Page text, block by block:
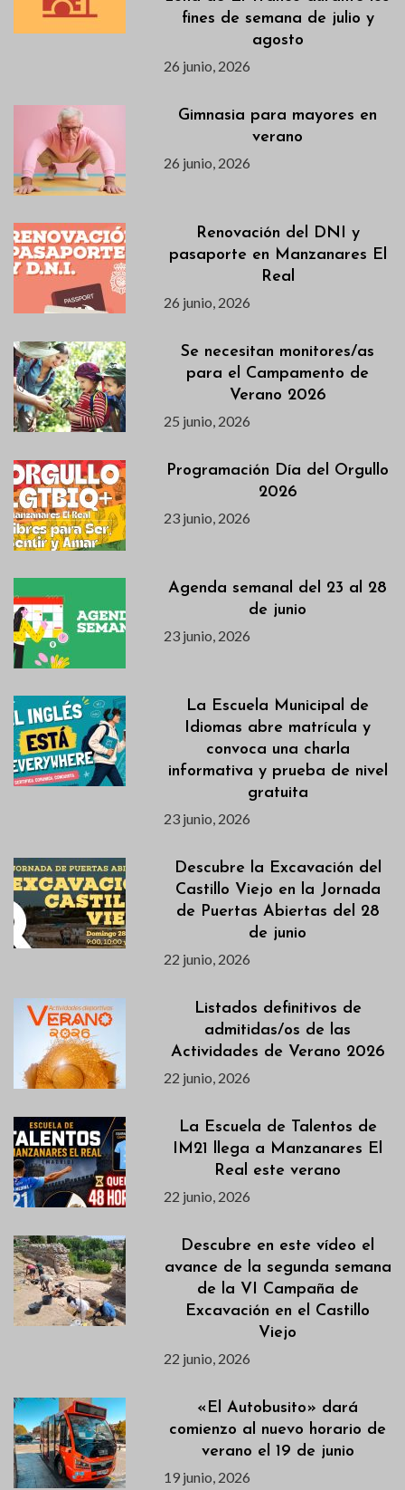
fines de semana de julio y
agosto
26 junio, 2026
Gimnasia para mayores en
verano
26 junio, 2026
Renovación del DNI y
pasaporte en Manzanares El
Real
26 junio, 2026
Se necesitan monitores/as
para el Campamento de
Verano 2026
25 junio, 2026
Programación Día del Orgullo
2026
23 junio, 2026
Agenda semanal del 23 al 28
de junio
23 junio, 2026
La Escuela Municipal de
Idiomas abre matrícula y
convoca una charla
informativa y prueba de nivel
gratuita
23 junio, 2026
Descubre la Excavación del
Castillo Viejo en la Jornada
de Puertas Abiertas del 28
de junio
22 junio, 2026
Listados definitivos de
admitidas/os de las
Actividades de Verano 2026
22 junio, 2026
La Escuela de Talentos de
IM21 llega a Manzanares El
Real este verano
22 junio, 2026
Descubre en este vídeo el
avance de la segunda semana
de la VI Campaña de
Excavación en el Castillo
Viejo
22 junio, 2026
«El Autobusito» dará
comienzo al nuevo horario de
verano el 19 de junio
19 junio, 2026